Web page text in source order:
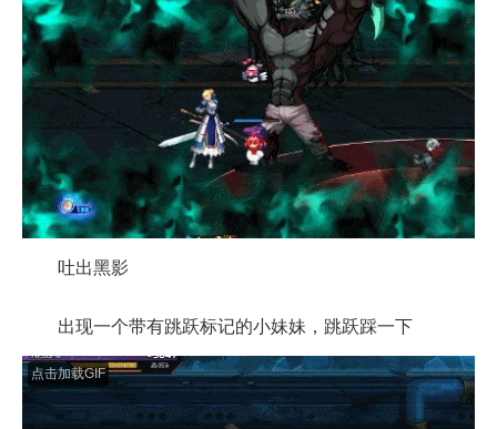
吐出黑影
出现一个带有跳跃标记的小妹妹，跳跃踩一下
点击加载GIF